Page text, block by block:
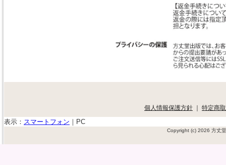
個人情報保護方針 ｜ 特定商
表示： スマートフォン ｜ PC
Copyright (c) 2026 方丈